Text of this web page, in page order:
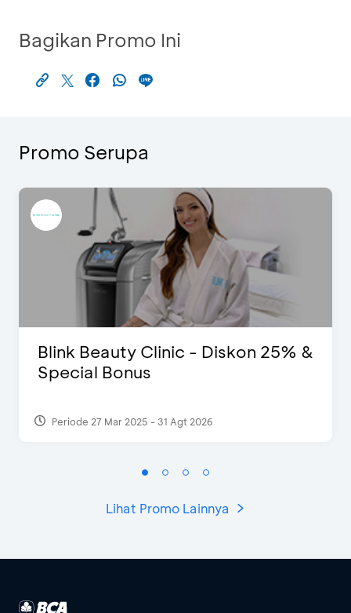
Bagikan Promo Ini
Promo Serupa
Blink Beauty Clinic - Diskon 25% &
Special Bonus
Periode 27 Mar 2025 - 31 Agt 2026
Lihat Promo Lainnya